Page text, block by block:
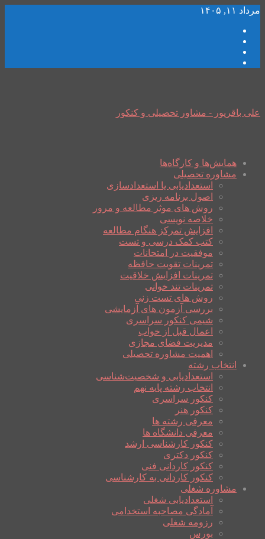
مرداد ۱۱, ۱۴۰۵
علی باقرپور - مشاور تحصیلی و کنکور
همایش‌ها و کارگاه‌ها
مشاوره تحصیلی
استعدادیابی یا استعدادسازی
اصول برنامه ریزی
روش های موثر مطالعه و مرور
خلاصه نویسی
افزایش تمرکز هنگام مطالعه
کتب کمک درسی و تست
موفقیت در امتحانات
تمرینات تقویت حافظه
تمرینات افزایش خلاقیت
تمرینات تند خوانی
روش های تست زنی
بررسی آزمون های آزمایشی
شیمی کنکور سراسری
اعمال قبل از خواب
مدیریت فضای مجازی
اهمیت مشاوره تحصیلی
انتخاب رشته
استعدادیابی و شخصیت‌شناسی
انتخاب رشته پایه نهم
کنکور سراسری
کنکور هنر
معرفی رشته ها
معرفی دانشگاه ها
کنکور کارشناسی ارشد
کنکور دکتری
کنکور کاردانی فنی
کنکور کاردانی به کارشناسی
مشاوره شغلی
استعدادیابی شغلی
آمادگی مصاحبه استخدامی
رزومه شغلی
بورس